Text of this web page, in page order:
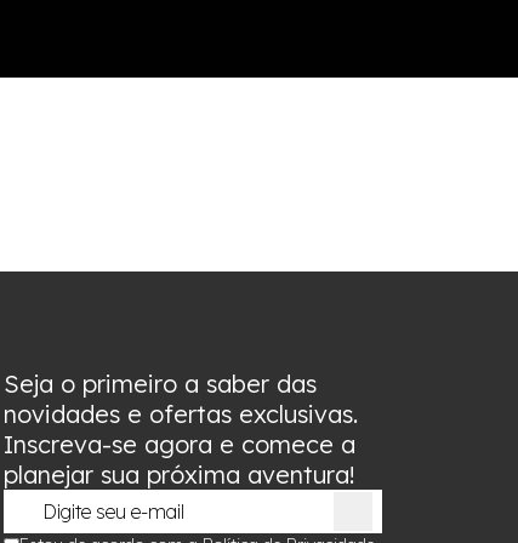
Seja o primeiro a saber das
novidades e ofertas exclusivas.
Inscreva-se agora e comece a
planejar sua próxima aventura!